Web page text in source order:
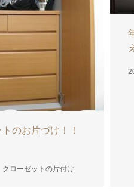
のお片づけ！！
クローゼットの片付け